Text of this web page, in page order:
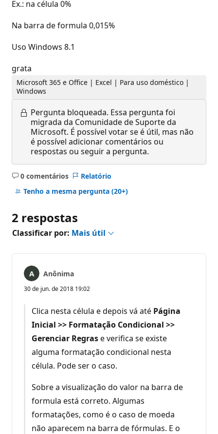
Ex.: na célula 0%
Na barra de formula 0,015%
Uso Windows 8.1
grata
Microsoft 365 e Office | Excel | Para uso doméstico |
Windows
Pergunta bloqueada. Essa pergunta foi
migrada da Comunidade de Suporte da
Microsoft. É possível votar se é útil, mas não
é possível adicionar comentários ou
respostas ou seguir a pergunta.
0 comentários
Sem
comentários
Relatório
Tenho a mesma pergunta (20+)
2 respostas
Classificar por: Mais útil
Anônima
30 de jun. de 2018 19:02
Clica nesta célula e depois vá até Página
Inicial >> Formatação Condicional >>
Gerenciar Regrase verifica se existe
alguma formatação condicional nesta
célula. Pode ser o caso.
Sobre a visualização do valor na barra de
formula está correto. Algumas
formatações, como é o caso de moeda
não aparecem na barra de fórmulas. E o